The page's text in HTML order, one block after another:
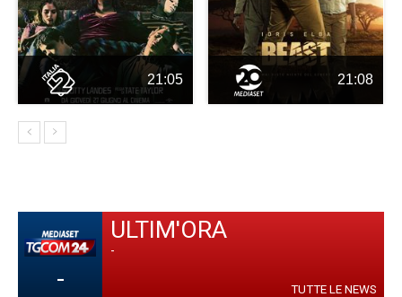
21:05 21:08
-
ULTIM'ORA
-
TUTTE LE NEWS